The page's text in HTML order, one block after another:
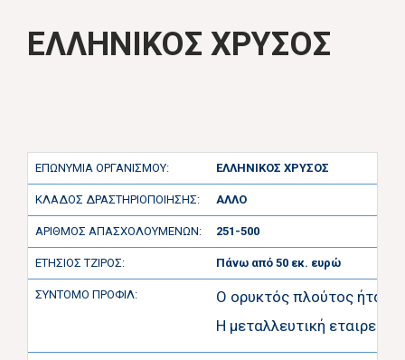
ΕΛΛΗΝΙΚΟΣ ΧΡΥΣΟΣ
ΕΠΩΝΥΜΙΑ ΟΡΓΑΝΙΣΜΟΥ: ΕΛΛΗΝΙΚΟΣ ΧΡΥΣΟΣ
ΚΛΑΔΟΣ ΔΡΑΣΤΗΡΙΟΠΟΙΗΣΗΣ: ΑΛΛΟ
ΑΡΙΘΜΟΣ ΑΠΑΣΧΟΛΟΥΜΕΝΩΝ: 251-500
ΕΤΗΣΙΟΣ ΤΖΙΡΟΣ: Πάνω από 50 εκ. ευρώ
ΣΥΝΤΟΜΟ ΠΡΟΦΙΛ:
O ορυκτός πλούτος ήταν
Η μεταλλευτική εταιρεία